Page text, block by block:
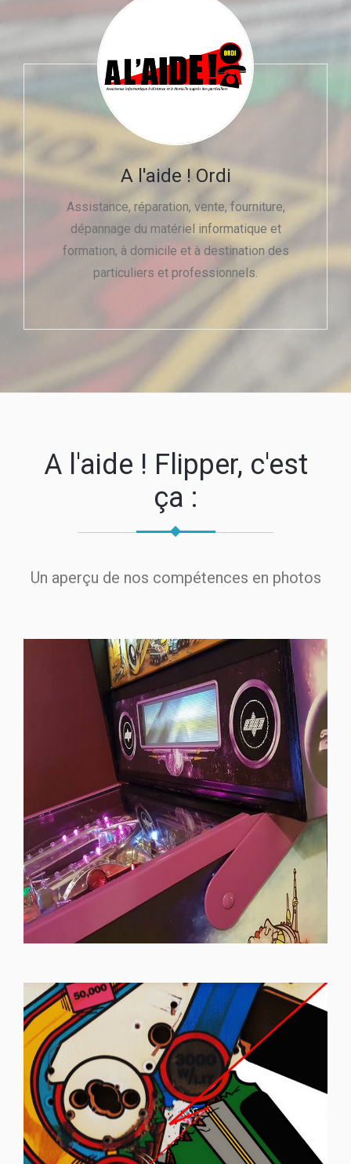
A l'aide ! Ordi
Assistance, réparation, vente, fourniture,
dépannage du matériel informatique et
formation, à domicile et à destination des
particuliers et professionnels.
A l'aide ! Flipper, c'est
ça :
Un aperçu de nos compétences en photos